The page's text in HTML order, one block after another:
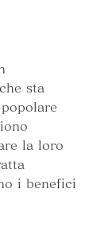
sta
la loro
i benefici